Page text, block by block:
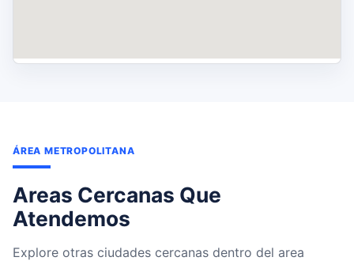
ÁREA METROPOLITANA
Areas Cercanas Que
Atendemos
Explore otras ciudades cercanas dentro del area